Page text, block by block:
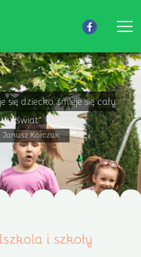
się dziecko, śmieje się cały
świat”
Janusz Korczak
i szkoły